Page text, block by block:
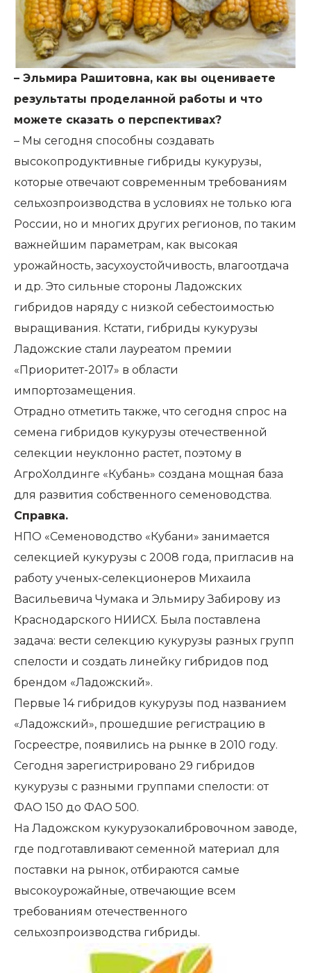
– Эльмира Рашитовна, как вы оцениваете
результаты проделанной работы и что
можете сказать о перспективах?
– Мы сегодня способны создавать
высокопродуктивные гибриды кукурузы,
которые отвечают современным требованиям
сельхозпроизводства в условиях не только юга
России, но и многих других регионов, по таким
важнейшим параметрам, как высокая
урожайность, засухоустойчивость, влагоотдача
и др. Это сильные стороны Ладожских
гибридов наряду с низкой себестоимостью
выращивания. Кстати, гибриды кукурузы
Ладожские стали лауреатом премии
«Приоритет-2017» в области
импортозамещения.
Отрадно отметить также, что сегодня спрос на
семена гибридов кукурузы отечественной
селекции неуклонно растет, поэтому в
АгроХолдинге «Кубань» создана мощная база
для развития собственного семеноводства.
Справка.
НПО «Семеноводство «Кубани» занимается
селекцией кукурузы с 2008 года, пригласив на
работу ученых-селекционеров Михаила
Васильевича Чумака и Эльмиру Забирову из
Краснодарского НИИСХ. Была поставлена
задача: вести селекцию кукурузы разных групп
спелости и создать линейку гибридов под
брендом «Ладожский».
Первые 14 гибридов кукурузы под названием
«Ладожский», прошедшие регистрацию в
Госреестре, появились на рынке в 2010 году.
Сегодня зарегистрировано 29 гибридов
кукурузы с разными группами спелости: от
ФАО 150 до ФАО 500.
На Ладожском кукурузокалибровочном заводе,
где подготавливают семенной материал для
поставки на рынок, отбираются самые
высокоурожайные, отвечающие всем
требованиям отечественного
сельхозпроизводства гибриды.